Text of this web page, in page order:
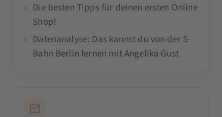
Die besten Tipps für deinen ersten Online
Shop!
Datenanalyse: Das kannst du von der S-
Bahn Berlin lernen mit Angelika Gust